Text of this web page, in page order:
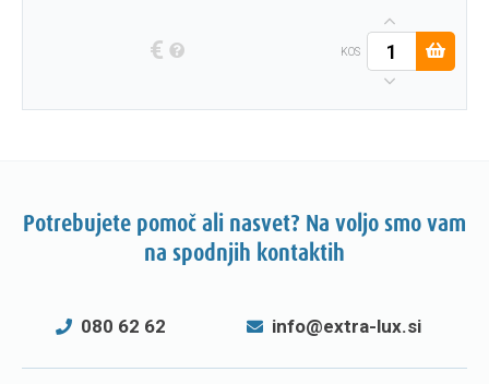
€ KOS
Potrebujete pomoč ali nasvet? Na voljo smo vam
na spodnjih kontaktih
080 62 62 info@extra-lux.si